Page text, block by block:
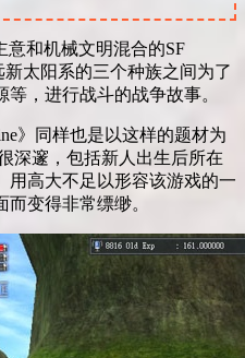
意和机械文明混合的SF
太阳系的三个种族之间为了
，进行战斗的战争故事。
》同样也是以这样的题材为
深邃，包括新人出生后所在
用高大不足以形容该游戏的一
变得非常缥缈。